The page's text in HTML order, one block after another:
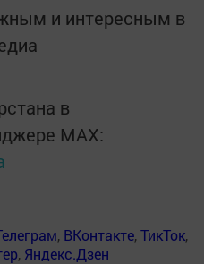
и интересным в
в
MАХ:
, ВКонтакте,ТикТок,
, Яндекс.Дзен